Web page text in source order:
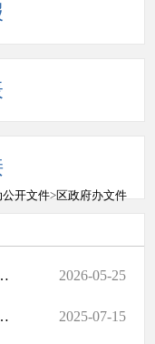
开文件>区政府办文件
导班子有关工作分工的通知 2026-05-25
府2025年度重大行政决策事项... 2025-07-15